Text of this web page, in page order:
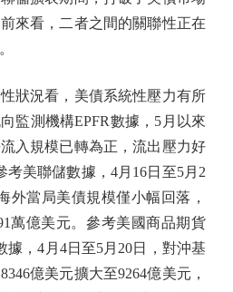
來看，二者之間的關聯性正在
況看，美債系統性壓力有所
監測機構EPFR數據，5月以來
入規模已轉為正，流出壓力好
考美聯儲數據，4月16日至5月2
外當局美債規模僅小幅回落，
萬億美元。參考美國商品期貨
據，4月4日至5月20日，對沖基
億美元擴大至9264億美元，